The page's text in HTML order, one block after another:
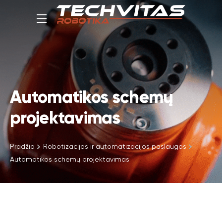
Automatikos schemų
projektavimas
Pradžia
Robotizacijos ir automatizacijos paslaugos
Automatikos schemų projektavimas